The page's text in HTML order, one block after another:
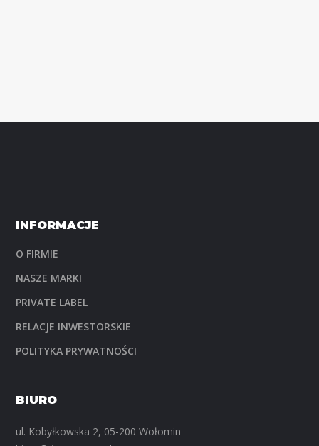
INFORMACJE
O FIRMIE
NASZE MARKI
PRIVATE LABEL
RELACJE INWESTORSKIE
POLITYKA PRYWATNOŚCI
BIURO
ul. Kobyłkowska 2, 05-200 Wołomin